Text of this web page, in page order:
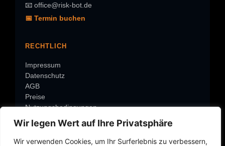
Wir legen Wert auf Ihre Privatsphäre
Wir verwenden Cookies, um Ihr Surferlebnis zu verbessern,
📧 office@risk-bot.de
📅 Termin buchen
RECHTLICH
Impressum
Datenschutz
AGB
Preise
Nutzungsbedingungen